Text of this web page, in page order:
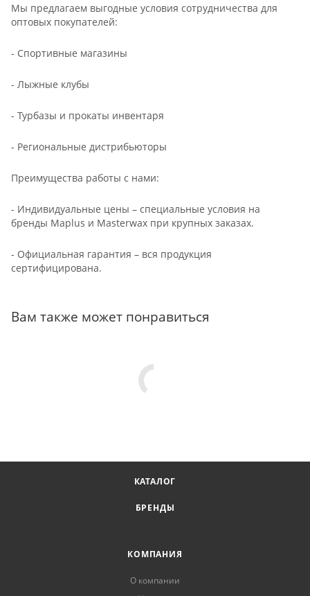
Мы предлагаем выгодные условия сотрудничества для
оптовых покупателей:
- Спортивные магазины
- Лыжные клубы
- Турбазы и прокаты инвентаря
- Региональные дистрибьюторы
Преимущества работы с нами:
- Индивидуальные цены – специальные условия на
бренды Maplus и Masterwax при крупных заказах.
- Официальная гарантия – вся продукция
сертифицирована.
Вам также может понравиться
КАТАЛОГ
БРЕНДЫ
КОМПАНИЯ
О компании